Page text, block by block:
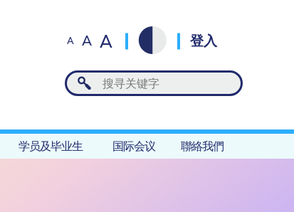
A A A 登入
学员及毕业生 国际会议 聯絡我們